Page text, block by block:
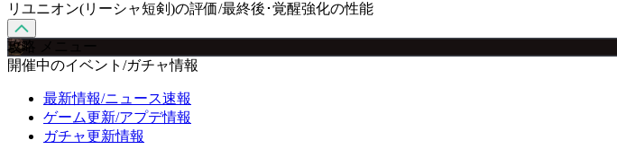
リユニオン(リーシャ短剣)の評価/最終後･覚醒強化の性能
攻略 メニュー
開催中のイベント/ガチャ情報
最新情報/ニュース速報
ゲーム更新/アプデ情報
ガチャ更新情報